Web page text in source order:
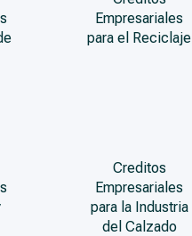
Empresariales
para el Reciclaje
Creditos
Empresariales
para la Industria
del Calzado